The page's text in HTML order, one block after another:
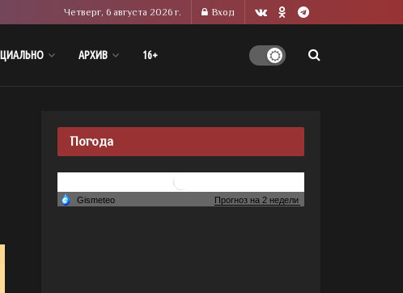
Четверг, 6 августа 2026 г. Вход
АРХИВ 16+
Погода